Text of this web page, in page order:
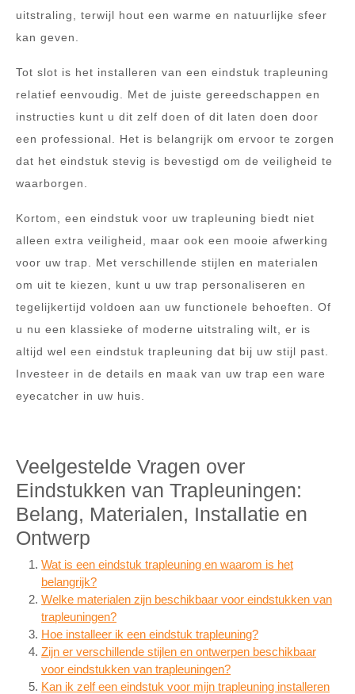
uitstraling, terwijl hout een warme en natuurlijke sfeer
kan geven.
Tot slot is het installeren van een eindstuk trapleuning
relatief eenvoudig. Met de juiste gereedschappen en
instructies kunt u dit zelf doen of dit laten doen door
een professional. Het is belangrijk om ervoor te zorgen
dat het eindstuk stevig is bevestigd om de veiligheid te
waarborgen.
Kortom, een eindstuk voor uw trapleuning biedt niet
alleen extra veiligheid, maar ook een mooie afwerking
voor uw trap. Met verschillende stijlen en materialen
om uit te kiezen, kunt u uw trap personaliseren en
tegelijkertijd voldoen aan uw functionele behoeften. Of
u nu een klassieke of moderne uitstraling wilt, er is
altijd wel een eindstuk trapleuning dat bij uw stijl past.
Investeer in de details en maak van uw trap een ware
eyecatcher in uw huis.
Veelgestelde Vragen over
Eindstukken van Trapleuningen:
Belang, Materialen, Installatie en
Ontwerp
Wat is een eindstuk trapleuning en waarom is het
belangrijk?
Welke materialen zijn beschikbaar voor eindstukken van
trapleuningen?
Hoe installeer ik een eindstuk trapleuning?
Zijn er verschillende stijlen en ontwerpen beschikbaar
voor eindstukken van trapleuningen?
Kan ik zelf een eindstuk voor mijn trapleuning installeren